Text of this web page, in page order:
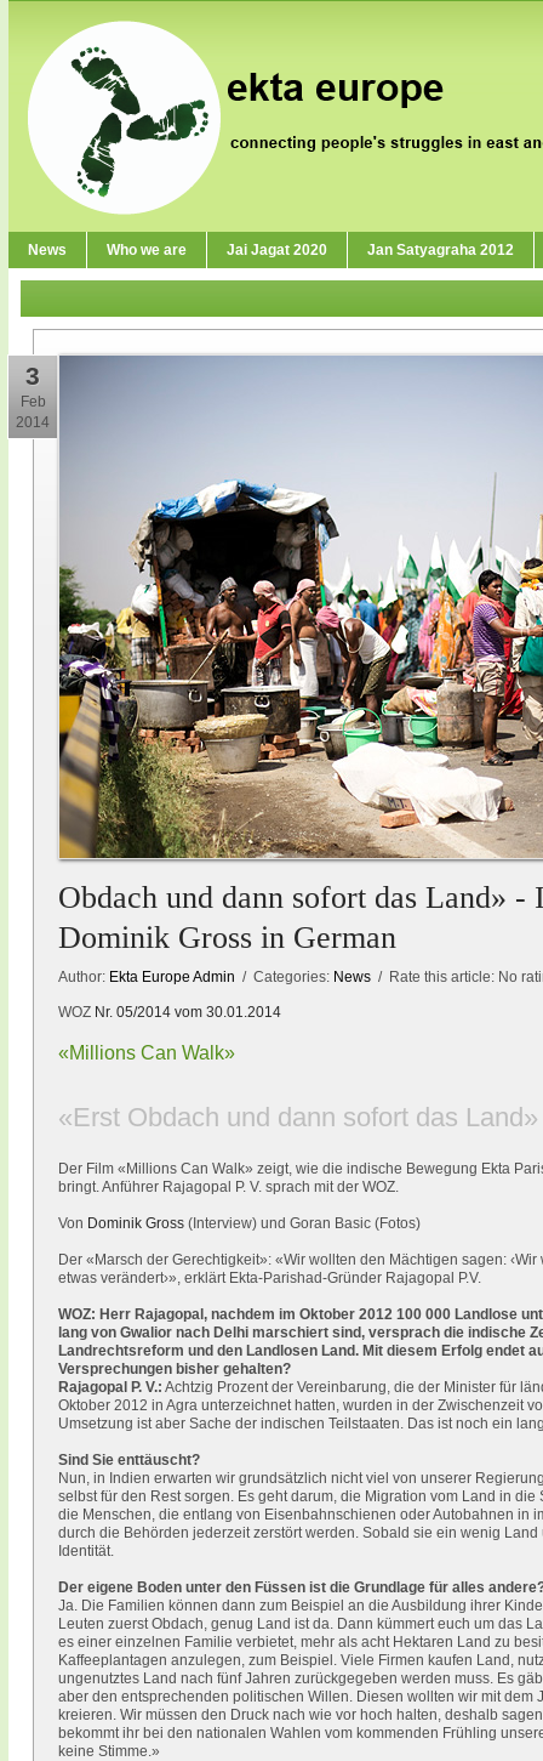
News Who we are Jai Jagat 2020 Jan Satyagraha 2012
3
Feb
2014
Obdach und dann sofort das Land»
Dominik Gross in German
Author: Ekta Europe Admin / Categories: News / Rate this article: No
WOZ Nr. 05/2014 vom 30.01.2014
«Millions Can Walk»
«Erst Obdach und dann sofort das Land»
Der Film «Millions Can Walk» zeigt, wie die indische Bewegung Ekta
bringt. Anführer Rajagopal P. V. sprach mit der WOZ.
Von Dominik Gross (Interview) und Goran Basic (Fotos)
Der «Marsch der Gerechtigkeit»: «Wir wollten den Mächtigen sagen:
etwas verändert›», erklärt Ekta-Parishad-Gründer Rajagopal P.V.
WOZ: Herr Rajagopal, nachdem im Oktober 2012 100 000 Landlose
lang von Gwalior nach Delhi marschiert sind, versprach die indische
Landrechtsreform und den Landlosen Land. Mit diesem Erfolg endet
Versprechungen bisher gehalten?
Rajagopal P. V.: Achtzig Prozent der Vereinbarung, die der Minister für
Oktober 2012 in Agra unterzeichnet hatten, wurden in der Zwischenzeit
Umsetzung ist aber Sache der indischen Teilstaaten. Das ist noch ein
Sind Sie enttäuscht?
Nun, in Indien erwarten wir grundsätzlich nicht viel von unserer
selbst für den Rest sorgen. Es geht darum, die Migration vom Land in
die Menschen, die entlang von Eisenbahnschienen oder Autobahnen in
durch die Behörden jederzeit zerstört werden. Sobald sie ein wenig
Identität.
Der eigene Boden unter den Füssen ist die Grundlage für alles
Ja. Die Familien können dann zum Beispiel an die Ausbildung ihrer
Leuten zuerst Obdach, genug Land ist da. Dann kümmert euch um das
es einer einzelnen Familie verbietet, mehr als acht Hektaren Land zu
Kaffeeplantagen anzulegen, zum Beispiel. Viele Firmen kaufen Land,
ungenutztes Land nach fünf Jahren zurückgegeben werden muss. Es
aber den entsprechenden politischen Willen. Diesen wollten wir mit dem
kreieren. Wir müssen den Druck nach wie vor hoch halten, deshalb
bekommt ihr bei den nationalen Wahlen vom kommenden Frühling
keine Stimme.»